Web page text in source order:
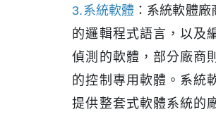
3.系統軟體 ：系統軟體
的邏輯程式語言，以及
偵測的軟體，部分廠商
的控制專用軟體。系統
提供整套式軟體系統的